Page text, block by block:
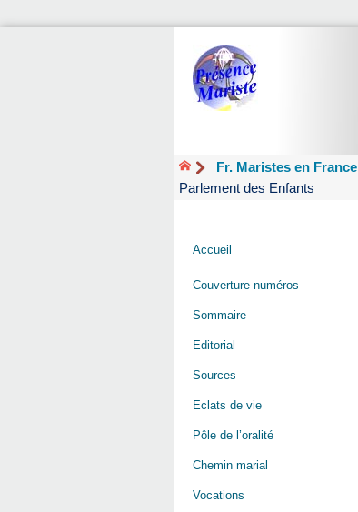
Fr. Maristes en France
Parlement des Enfants
Accueil
Couverture numéros
Sommaire
Editorial
Sources
Eclats de vie
Pôle de l’oralité
Chemin marial
Vocations